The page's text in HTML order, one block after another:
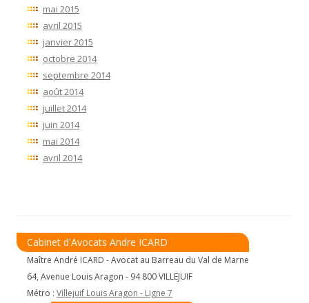
mai 2015
avril 2015
janvier 2015
octobre 2014
septembre 2014
août 2014
juillet 2014
juin 2014
mai 2014
avril 2014
Cabinet d'Avocats Andre ICARD
Maître André ICARD - Avocat au Barreau du Val de Marne
64, Avenue Louis Aragon - 94 800 VILLEJUIF
Métro : Villejuif Louis Aragon - Ligne 7